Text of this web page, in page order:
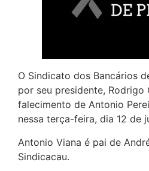
O Sindicato dos Bancários
por seu presidente, Rodrigo
falecimento de Antonio
nessa terça-feira, dia 12 de
Antonio Viana é pai de
Sindicacau.